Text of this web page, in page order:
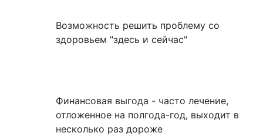
Возможность решить проблему со
здоровьем "здесь и сейчас"
Финансовая выгода - часто лечение,
отложенное на полгода-год, выходит в
несколько раз дороже